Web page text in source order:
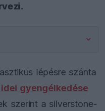
lépésre szánta
gyengélkedése
szerint a silverstone-